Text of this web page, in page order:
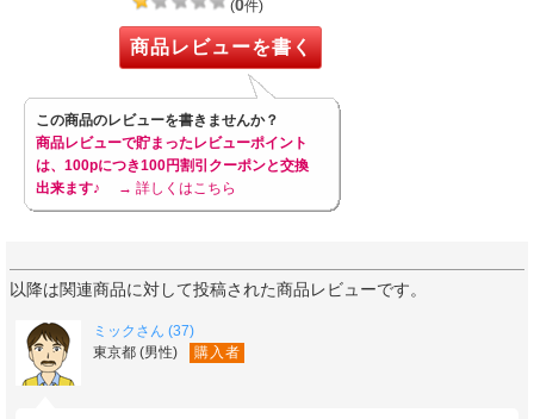
(0件)
商品レビューを書く
この商品のレビューを書きませんか？
商品レビューで貯まったレビューポイント
は、100pにつき100円割引クーポンと交換
出来ます♪
→ 詳しくはこちら
以降は関連商品に対して投稿された商品レビューです。
ミックさん (37)
東京都 (男性)
購入者